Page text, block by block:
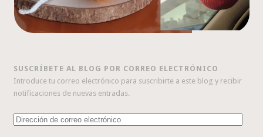
SUSCRÍBETE AL BLOG POR CORREO ELECTRÓNICO
Introduce tu correo electrónico para suscribirte a este blog y recibir
notificaciones de nuevas entradas.
Dirección